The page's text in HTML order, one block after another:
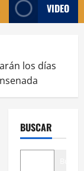
VIDEO
los días
BUSCAR